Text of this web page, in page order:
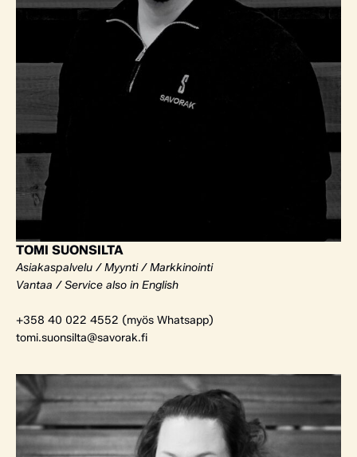
TOMI SUONSILTA
Asiakaspalvelu / Myynti / Markkinointi
Vantaa / Service also in English
+358 40 022 4552 (myös Whatsapp)
tomi.suonsilta@savorak.fi